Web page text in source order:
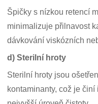
Špičky s nízkou retencí
minimalizuje přilnavost
dávkování viskózních
d) Sterilní hroty
Sterilní hroty jsou
kontaminanty, což je